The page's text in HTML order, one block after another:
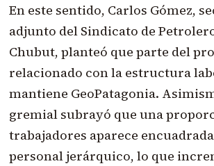
En este sentido, Carlos Gómez,
adjunto del Sindicato de
Chubut, planteó que parte del
relacionado con la estructura
mantiene GeoPatagonia.
gremial subrayó que una
trabajadores aparece
personal jerárquico, lo que